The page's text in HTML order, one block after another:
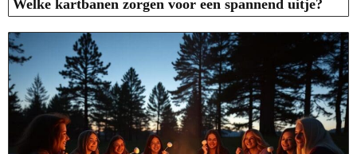
Welke kartbanen zorgen voor een spannend uitje?